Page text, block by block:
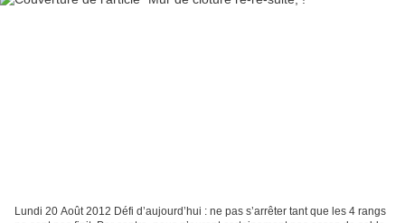
Lundi 20 Août 2012 Défi d’aujourd’hui : ne pas s’arrêter tant que les 4 rangs